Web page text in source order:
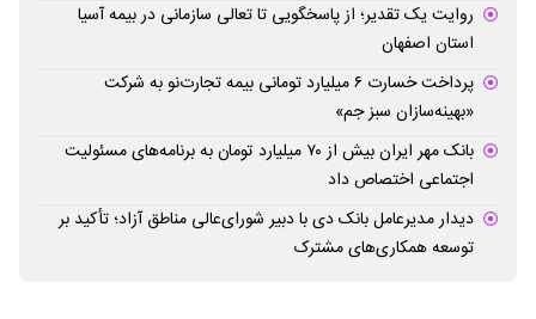
روایت یک تقدیر؛ از پاسخگویی تا تعالی سازمانی در بیمه آسیا
استان اصفهان
پرداخت خسارت ۶ میلیارد تومانی بیمه تجارت‌نو به شرکت
«بهینه‌سازان سبز جم»
بانک مهر ایران بیش از ۷۰ میلیارد تومان به برنامه‌های مسئولیت
اجتماعی اختصاص داد
دیدار مدیرعامل بانک دی با دبیر شورای‌عالی مناطق آزاد؛ تأکید بر
توسعه همکاری‌های مشترک